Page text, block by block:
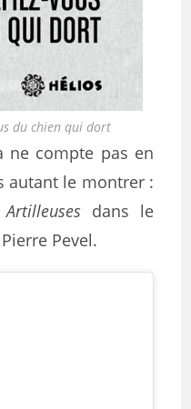
du chien qui dort
ne compte pas en
autant le montrer :
Artilleuses dans le
Pevel.